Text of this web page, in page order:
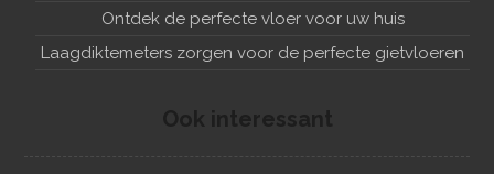
Ontdek de perfecte vloer voor uw huis
Laagdiktemeters zorgen voor de perfecte gietvloeren